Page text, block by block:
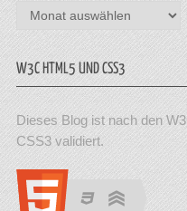
Archiv
W3C HTML5 UND CSS3
Dieses Blog ist nach den
CSS3 validiert.